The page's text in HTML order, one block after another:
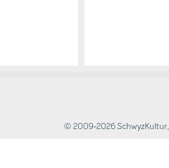
© 2009-2026 SchwyzKultur,